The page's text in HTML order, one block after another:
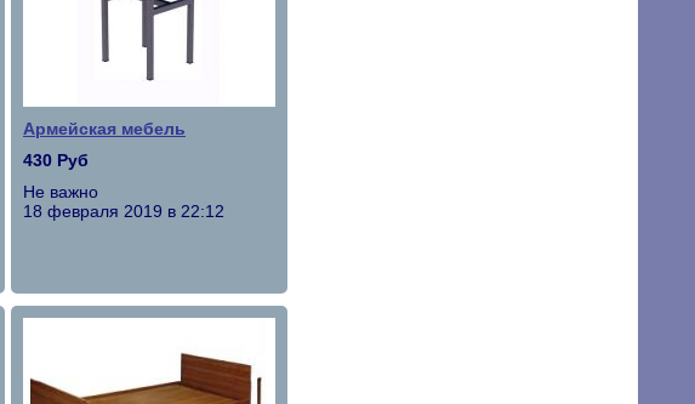
Армейская мебель
430 Руб
Не важно
18 февраля 2019 в 22:12